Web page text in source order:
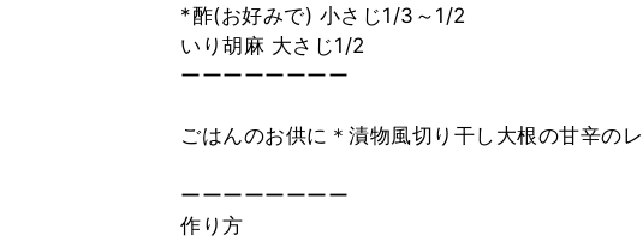
*酢(お好みで) 小さじ1/3～1/2
いり胡麻 大さじ1/2
ーーーーーーーー
ごはんのお供に＊漬物風切り干し大根の甘辛の
ーーーーーーーー
作り方